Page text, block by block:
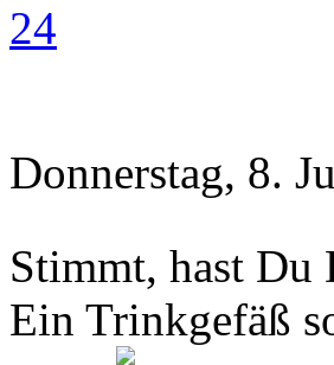
24
Donnerstag, 8.
Stimmt, hast
Ein Trinkgefäß